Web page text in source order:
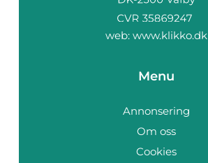
web: www.klikko.dk
Menu
Annonsering
Om oss
Cookies